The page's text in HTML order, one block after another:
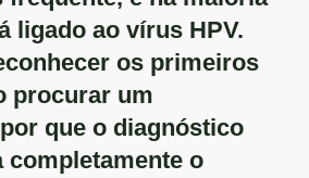
ligado ao vírus HPV.
os primeiros
procurar um
que o diagnóstico
completamente o